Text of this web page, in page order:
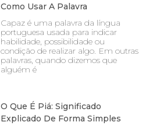
Como Usar A Palavra
Capaz é uma palavra da língua
portuguesa usada para indicar
habilidade, possibilidade ou
condição de realizar algo. Em outras
palavras, quando dizemos que
alguém é
O Que É Piá: Significado
Explicado De Forma Simples